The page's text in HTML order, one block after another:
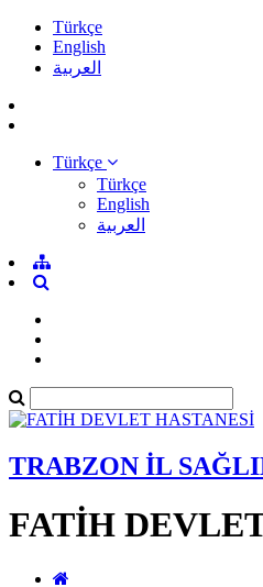
Türkçe
English
العربية
Türkçe
Türkçe
English
العربية
TRABZON İL
FATİH